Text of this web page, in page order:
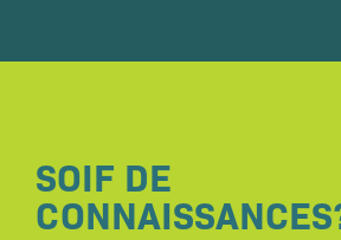
SOIF DE